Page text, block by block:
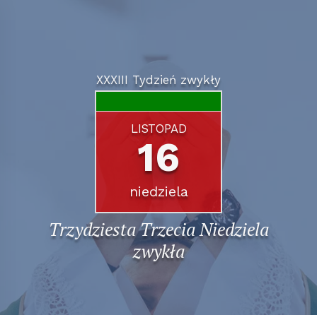
XXXIII Tydzień zwykły
LISTOPAD
16
niedziela
Trzydziesta Trzecia Niedziela
zwykła